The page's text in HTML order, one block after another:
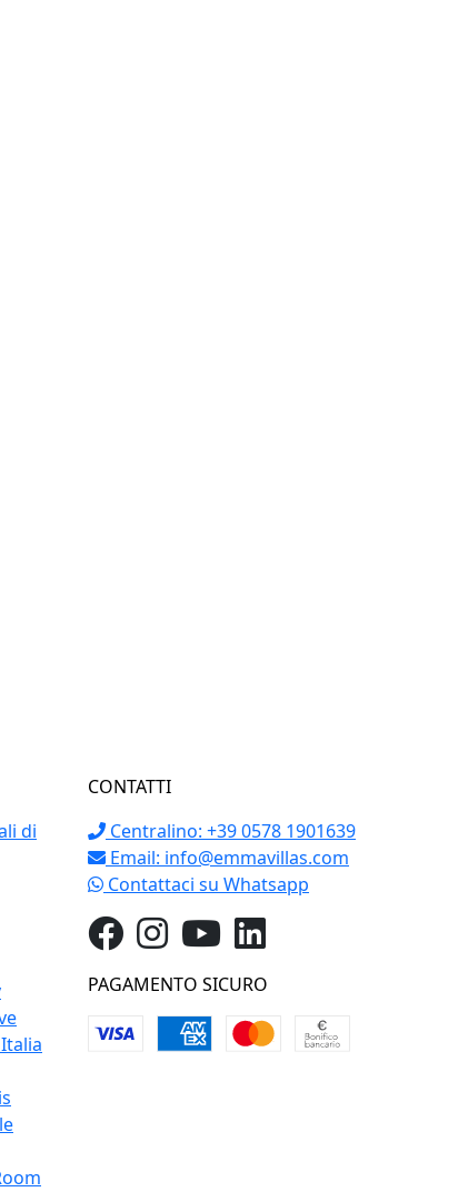
di
CONTATTI
Centralino: +39 0578 1901639
Email: info@emmavillas.com
Contattaci su Whatsapp
PAGAMENTO SICURO